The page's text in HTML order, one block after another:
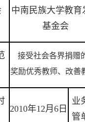
中南民族大学教育
基金会
接受社会各界捐赠
奖励优秀教师、改善
2010年12月6日
业
管